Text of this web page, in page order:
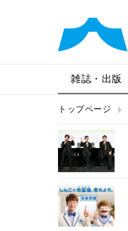
雑誌・出版
トップページ